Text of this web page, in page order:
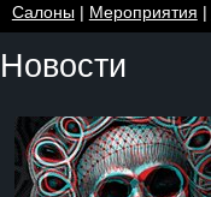
Салоны| Мероприятия |
Новости